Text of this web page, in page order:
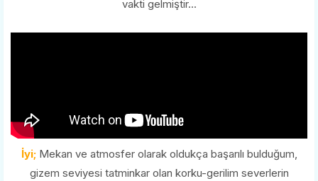
vakti gelmiştir...
İyi; Mekan ve atmosfer olarak oldukça başarılı bulduğum,
gizem seviyesi tatminkar olan korku-gerilim severlerin